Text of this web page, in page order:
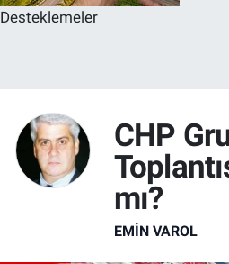
Desteklemeler
CHP
mı?
EMİN VAROL